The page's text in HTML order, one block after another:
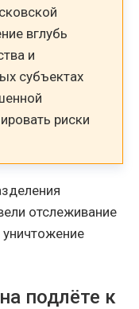
вглубь
и
субъектах
риски
отслеживание
уничтожение
подлёте к